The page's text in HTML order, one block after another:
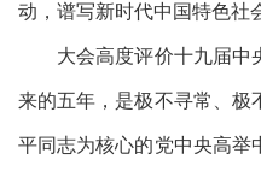
动，谱写新时代中国特色社
大会高度评价十九届中
来的五年，是极不寻常、极
平同志为核心的党中央高举